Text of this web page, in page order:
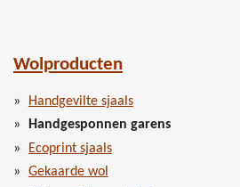
Wolproducten
Handgevilte sjaals
Handgesponnen garens
Ecoprint sjaals
Gekaarde wol